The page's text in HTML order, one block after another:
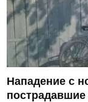
Нападение с